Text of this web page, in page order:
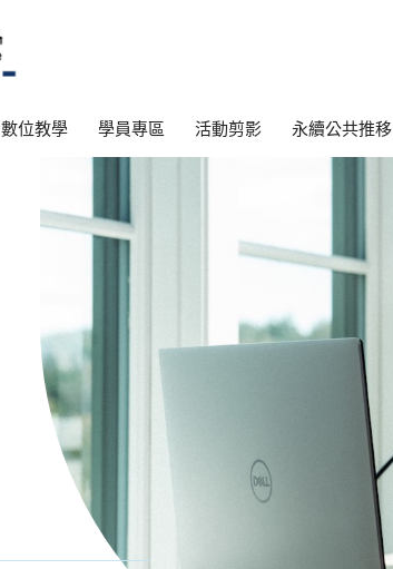
數位教學 學員專區 活動剪影 永續公共推移